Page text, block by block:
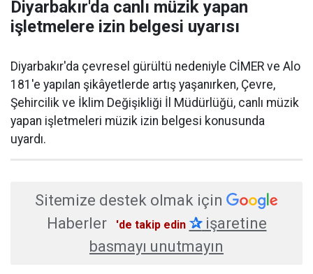
Diyarbakır'da canlı müzik yapan
işletmelere izin belgesi uyarısı
Diyarbakır'da çevresel gürültü nedeniyle CİMER ve Alo
181'e yapılan şikâyetlerde artış yaşanırken, Çevre,
Şehircilik ve İklim Değişikliği İl Müdürlüğü, canlı müzik
yapan işletmeleri müzik izin belgesi konusunda
uyardı.
Sitemize destek olmak için
Haberler
'de takip edin ✰işaretine
basmayı unutmayın